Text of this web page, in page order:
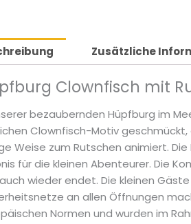
Zusätzliche
Clownfisch mit
bezaubernden Hüpfburg im
Clownfisch-Motiv
Weise zum Rutschen animiert.
für die kleinen Abenteurer. Die
wieder endet. Die kleinen
an allen Öffnungen
Normen und wurden im